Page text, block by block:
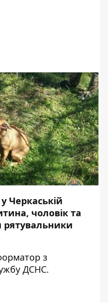
Черкаській
чоловік та
рятувальники
з
ДСНС.